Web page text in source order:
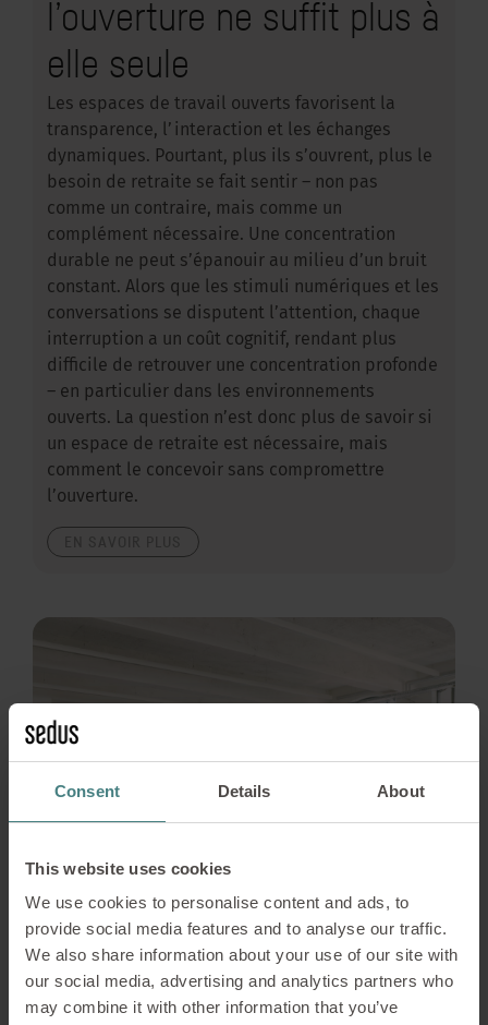
Consent Details About
This website uses cookies
We use cookies to personalise content and ads, to
provide social media features and to analyse our traffic.
We also share information about your use of our site with
our social media, advertising and analytics partners who
may combine it with other information that you’ve
l’ouverture ne suffit plus à
elle seule
Les espaces de travail ouverts favorisent la
transparence, l’interaction et les échanges
dynamiques. Pourtant, plus ils s’ouvrent, plus le
besoin de retraite se fait sentir – non pas
comme un contraire, mais comme un
complément nécessaire. Une concentration
durable ne peut s’épanouir au milieu d’un bruit
constant. Alors que les stimuli numériques et les
conversations se disputent l’attention, chaque
interruption a un coût cognitif, rendant plus
difficile de retrouver une concentration profonde
– en particulier dans les environnements
ouverts. La question n’est donc plus de savoir si
un espace de retraite est nécessaire, mais
comment le concevoir sans compromettre
l’ouverture.